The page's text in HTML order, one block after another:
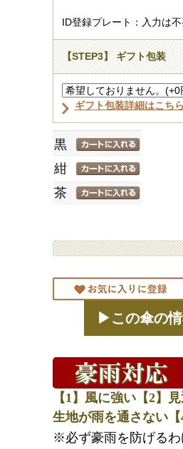
ID登録プレート：入力は
【STEP3】 ギフト包装
ギフト包装詳細はこちら
黒
紺
茶
▶この傘の
【1】風に強い【2】
生地が雨を通さない
※必ず豪雨を防げる